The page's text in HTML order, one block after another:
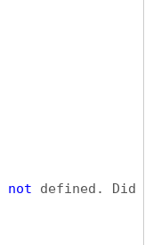
not defined. Did